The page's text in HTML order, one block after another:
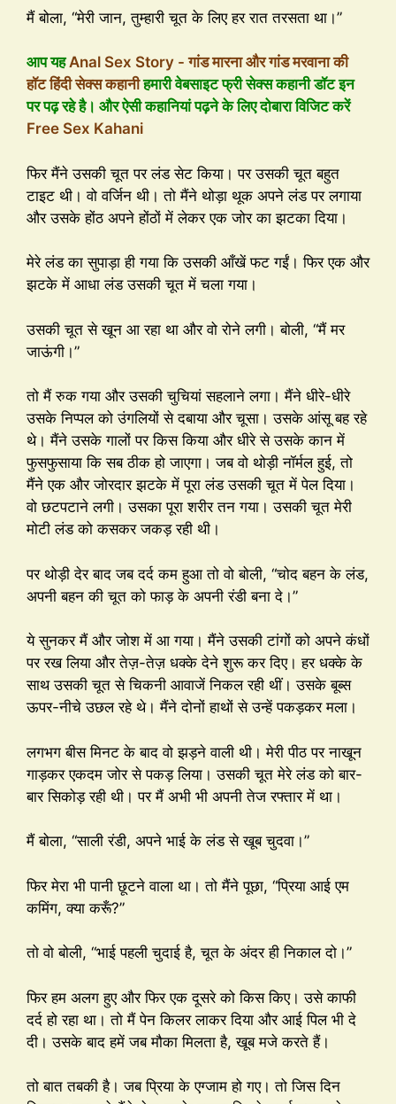
मैं बोला, “मेरी जान, तुम्हारी चूत के लिए हर रात तरसता था।”
आप यहAnal Sex Story - गांड मारना और गांड मरवाना की
हॉट हिंदी सेक्स कहानीहमारी वेबसाइट फ्री सेक्स कहानी डॉट इन
पर पढ़ रहे है। और ऐसी कहानियां पढ़ने के लिए दोबारा विजिट करें
Free Sex Kahani
फिर मैंने उसकी चूत पर लंड सेट किया। पर उसकी चूत बहुत
टाइट थी। वो वर्जिन थी। तो मैंने थोड़ा थूक अपने लंड पर लगाया
और उसके होंठ अपने होंठों में लेकर एक जोर का झटका दिया।
मेरे लंड का सुपाड़ा ही गया कि उसकी आँखें फट गईं। फिर एक और
झटके में आधा लंड उसकी चूत में चला गया।
उसकी चूत से खून आ रहा था और वो रोने लगी। बोली, “मैं मर
जाऊंगी।”
तो मैं रुक गया और उसकी चुचियां सहलाने लगा। मैंने धीरे-धीरे
उसके निप्पल को उंगलियों से दबाया और चूसा। उसके आंसू बह रहे
थे। मैंने उसके गालों पर किस किया और धीरे से उसके कान में
फुसफुसाया कि सब ठीक हो जाएगा। जब वो थोड़ी नॉर्मल हुई, तो
मैंने एक और जोरदार झटके में पूरा लंड उसकी चूत में पेल दिया।
वो छटपटाने लगी। उसका पूरा शरीर तन गया। उसकी चूत मेरी
मोटी लंड को कसकर जकड़ रही थी।
पर थोड़ी देर बाद जब दर्द कम हुआ तो वो बोली, “चोद बहन के लंड,
अपनी बहन की चूत को फाड़ के अपनी रंडी बना दे।”
ये सुनकर मैं और जोश में आ गया। मैंने उसकी टांगों को अपने कंधों
पर रख लिया और तेज़-तेज़ धक्के देने शुरू कर दिए। हर धक्के के
साथ उसकी चूत से चिकनी आवाजें निकल रही थीं। उसके बूब्स
ऊपर-नीचे उछल रहे थे। मैंने दोनों हाथों से उन्हें पकड़कर मला।
लगभग बीस मिनट के बाद वो झड़ने वाली थी। मेरी पीठ पर नाखून
गाड़कर एकदम जोर से पकड़ लिया। उसकी चूत मेरे लंड को बार-
बार सिकोड़ रही थी। पर मैं अभी भी अपनी तेज रफ्तार में था।
मैं बोला, “साली रंडी, अपने भाई के लंड से खूब चुदवा।”
फिर मेरा भी पानी छूटने वाला था। तो मैंने पूछा, “प्रिया आई एम
कमिंग, क्या करूँ?”
तो वो बोली, “भाई पहली चुदाई है, चूत के अंदर ही निकाल दो।”
फिर हम अलग हुए और फिर एक दूसरे को किस किए। उसे काफी
दर्द हो रहा था। तो मैं पेन किलर लाकर दिया और आई पिल भी दे
दी। उसके बाद हमें जब मौका मिलता है, खूब मजे करते हैं।
तो बात तबकी है। जब प्रिया के एग्जाम हो गए। तो जिस दिन